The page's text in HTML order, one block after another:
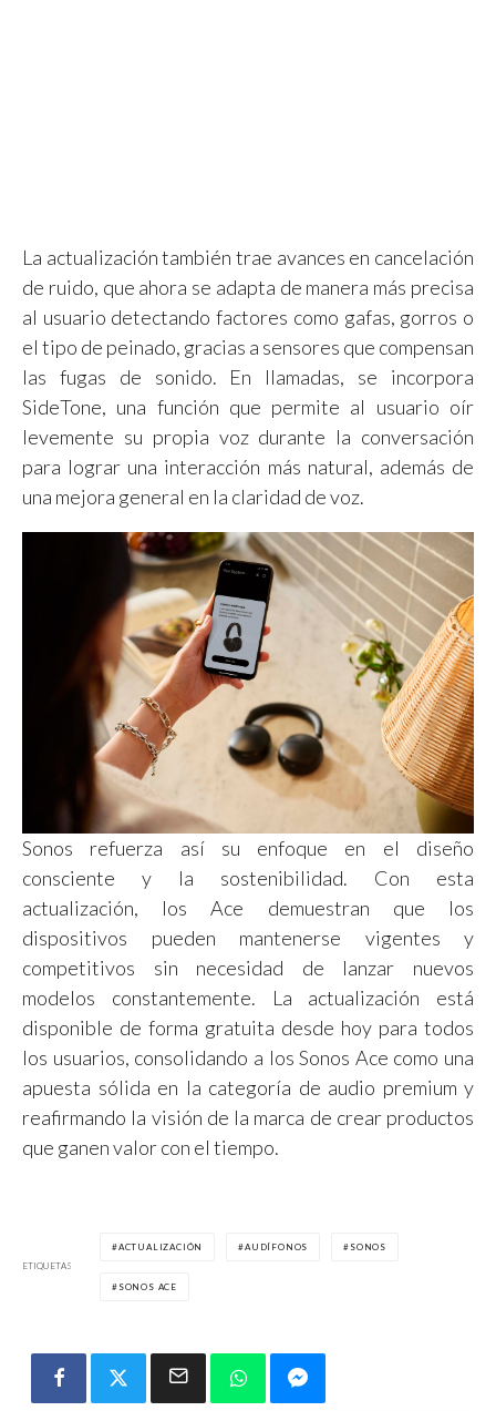
La actualización también trae avances en cancelación
de ruido, que ahora se adapta de manera más precisa
al usuario detectando factores como gafas, gorros o
el tipo de peinado, gracias a sensores que compensan
las fugas de sonido. En llamadas, se incorpora
SideTone, una función que permite al usuario oír
levemente su propia voz durante la conversación
para lograr una interacción más natural, además de
una mejora general en la claridad de voz.
Sonos refuerza así su enfoque en el diseño
consciente y la sostenibilidad. Con esta
actualización, los Ace demuestran que los
dispositivos pueden mantenerse vigentes y
competitivos sin necesidad de lanzar nuevos
modelos constantemente. La actualización está
disponible de forma gratuita desde hoy para todos
los usuarios, consolidando a los Sonos Ace como una
apuesta sólida en la categoría de audio premium y
reafirmando la visión de la marca de crear productos
que ganen valor con el tiempo.
ETIQUETAS
ACTUALIZACIÓN AUDÍFONOS SONOS
SONOS ACE